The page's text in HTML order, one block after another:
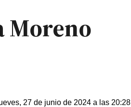
Moreno
27 de junio de 2024 a las 20:28